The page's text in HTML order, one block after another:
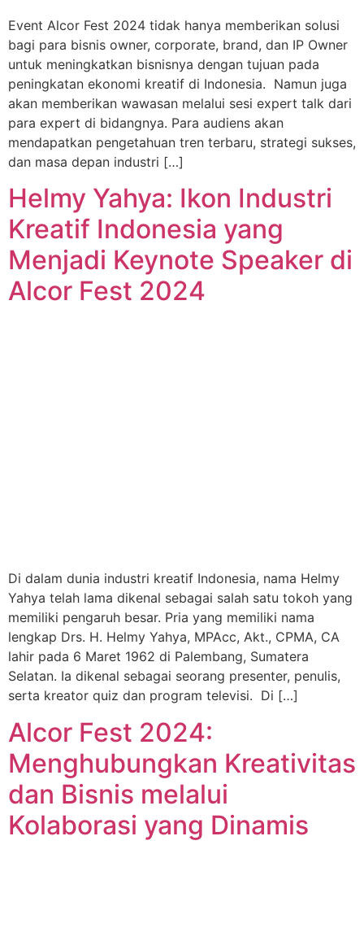
Event Alcor Fest 2024 tidak hanya memberikan solusi
bagi para bisnis owner, corporate, brand, dan IP Owner
untuk meningkatkan bisnisnya dengan tujuan pada
peningkatan ekonomi kreatif di Indonesia. Namun juga
akan memberikan wawasan melalui sesi expert talk dari
para expert di bidangnya. Para audiens akan
mendapatkan pengetahuan tren terbaru, strategi sukses,
dan masa depan industri […]
Helmy Yahya: Ikon Industri
Kreatif Indonesia yang
Menjadi Keynote Speaker di
Alcor Fest 2024
Di dalam dunia industri kreatif Indonesia, nama Helmy
Yahya telah lama dikenal sebagai salah satu tokoh yang
memiliki pengaruh besar. Pria yang memiliki nama
lengkap Drs. H. Helmy Yahya, MPAcc, Akt., CPMA, CA
lahir pada 6 Maret 1962 di Palembang, Sumatera
Selatan. Ia dikenal sebagai seorang presenter, penulis,
serta kreator quiz dan program televisi. Di […]
Alcor Fest 2024:
Menghubungkan Kreativitas
dan Bisnis melalui
Kolaborasi yang Dinamis